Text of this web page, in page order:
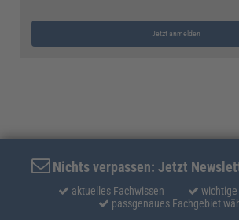
Jetzt anmelden
Nichts verpassen: Jetzt
aktuelles Fachwissen
passgenaues Fachgebiet